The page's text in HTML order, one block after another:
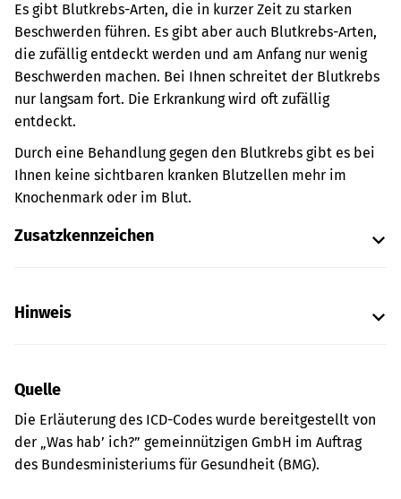
Es gibt Blutkrebs-Arten, die in kurzer Zeit zu starken
Beschwerden führen. Es gibt aber auch Blutkrebs-Arten,
die zufällig entdeckt werden und am Anfang nur wenig
Beschwerden machen. Bei Ihnen schreitet der Blutkrebs
nur langsam fort. Die Erkrankung wird oft zufällig
entdeckt.
Durch eine Behandlung gegen den Blutkrebs gibt es bei
Ihnen keine sichtbaren kranken Blutzellen mehr im
Knochenmark oder im Blut.
Zusatzkennzeichen
Hinweis
Quelle
Die Erläuterung des ICD-Codes wurde bereitgestellt von
der „Was hab’ ich?” gemeinnützigen GmbH im Auftrag
des Bundesministeriums für Gesundheit (BMG).